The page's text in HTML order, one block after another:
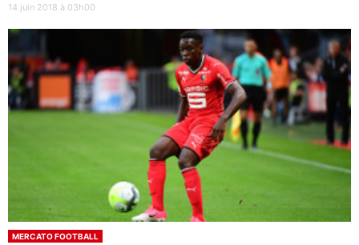
14 juin 2018 à 03h00
MERCATO FOOTBALL